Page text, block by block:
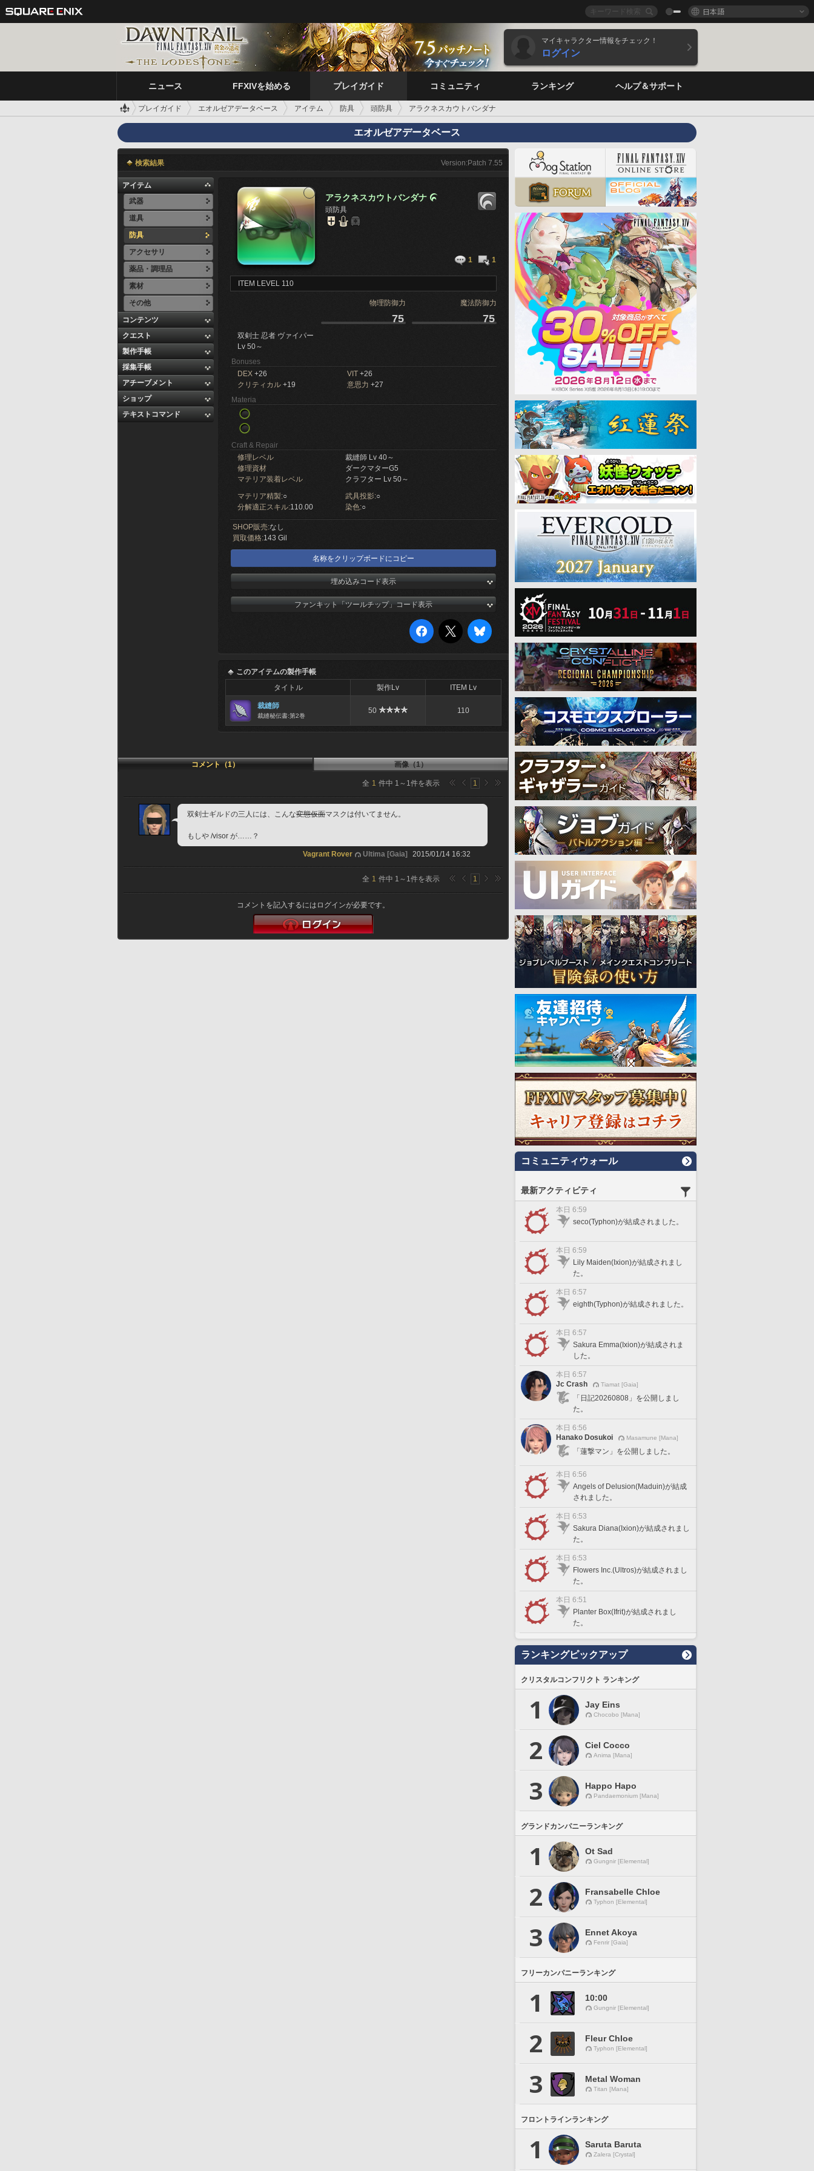
日本語
マイキャラクター情報をチェック！
ログイン
ニュース FFXIVを始める プレイガイド コミュニティ ランキング ヘルプ＆サポート
プレイガイド エオルゼアデータベース アイテム 防具 頭防具 アラクネスカウトバンダナ
エオルゼアデータベース
検索結果 Version:Patch 7.55
アイテム
武器
道具
防具
アクセサリ
薬品・調理品
素材
その他
コンテンツ
クエスト
製作手帳
採集手帳
アチーブメント
ショップ
テキストコマンド
アラクネスカウトバンダナ 
頭防具
1 1
ITEM LEVEL 110
物理防御力 魔法防御力
75 75
双剣士 忍者 ヴァイパー
Lv 50～
Bonuses
DEX +26 VIT +26
クリティカル +19 意思力 +27
Materia
Craft & Repair
修理レベル
裁縫師 Lv 40～
修理資材
ダークマターG5
マテリア装着レベル
クラフター Lv 50～
マテリア精製:○ 武具投影:○
分解適正スキル:110.00 染色:○
SHOP販売:なし
買取価格:143 Gil
名称をクリップボードにコピー
埋め込みコード表示
ファンキット「ツールチップ」コード表示
このアイテムの製作手帳
タイトル
製作Lv ITEM Lv
裁縫師
裁縫秘伝書:第2巻
50 110
コメント（1） 画像（1）
全 1 件中 1 ～ 1件を表示 1
双剣士ギルドの三人には、こんな変態仮面マスクは付いてません。
もしや /visor が……？
Vagrant Rover Ultima [Gaia] 2015/01/14 16:32
全 1 件中 1 ～ 1件を表示 1
コメントを記入するにはログインが必要です。
コミュニティウォール
最新アクティビティ
本日 6:59
seco(Typhon)が結成されました。
本日 6:59
Lily Maiden(Ixion)が結成されまし
た。
本日 6:57
eighth(Typhon)が結成されました。
本日 6:57
Sakura Emma(Ixion)が結成されま
した。
本日 6:57
Jc Crash
Tiamat [Gaia]
「日記20260808」を公開しまし
た。
本日 6:56
Hanako Dosukoi
Masamune [Mana]
「蓮撃マン」を公開しました。
本日 6:56
Angels of Delusion(Maduin)が結成
されました。
本日 6:53
Sakura Diana(Ixion)が結成されまし
た。
本日 6:53
Flowers Inc.(Ultros)が結成されまし
た。
本日 6:51
Planter Box(Ifrit)が結成されまし
た。
ランキングピックアップ
クリスタルコンフリクト ランキング
1 Jay Eins
Chocobo [Mana]
2 Ciel Cocco
Anima [Mana]
3 Happo Hapo
Pandaemonium [Mana]
グランドカンパニーランキング
1 Ot Sad
Gungnir [Elemental]
2 Fransabelle Chloe
Typhon [Elemental]
3 Ennet Akoya
Fenrir [Gaia]
フリーカンパニーランキング
1 10:00
Gungnir [Elemental]
2 Fleur Chloe
Typhon [Elemental]
3 Metal Woman
Titan [Mana]
フロントラインランキング
1 Saruta Baruta
Zalera [Crystal]